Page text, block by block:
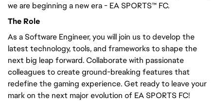
we are beginning a new era - EA SPORTS™ FC.
The Role
As a Software Engineer, you will join us to develop the
latest technology, tools, and frameworks to shape the
next big leap forward. Collaborate with passionate
colleagues to create ground-breaking features that
redefine the gaming experience. Get ready to leave your
mark on the next major evolution of EA SPORTS FC!